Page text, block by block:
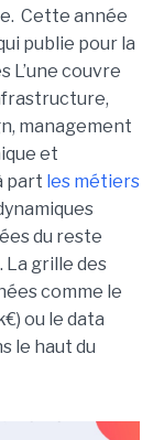
Cette année
publie pour la
L’une couvre
management
et
part les métiers
du reste
grille des
comme le
ou le data
le haut du